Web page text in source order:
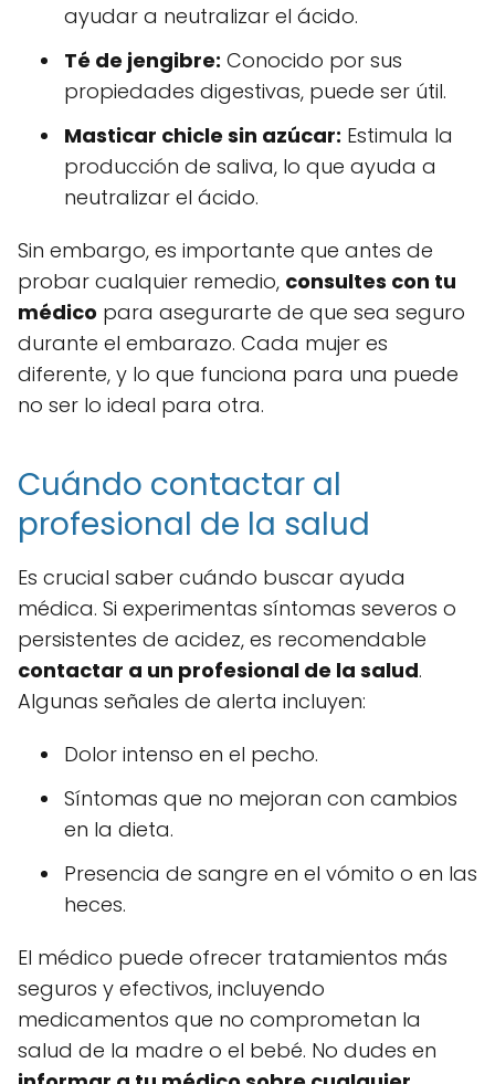
ayudar a neutralizar el ácido.
Té de jengibre: Conocido por sus
propiedades digestivas, puede ser útil.
Masticar chicle sin azúcar: Estimula la
producción de saliva, lo que ayuda a
neutralizar el ácido.
Sin embargo, es importante que antes de
probar cualquier remedio, consultes con tu
médico para asegurarte de que sea seguro
durante el embarazo. Cada mujer es
diferente, y lo que funciona para una puede
no ser lo ideal para otra.
Cuándo contactar al
profesional de la salud
Es crucial saber cuándo buscar ayuda
médica. Si experimentas síntomas severos o
persistentes de acidez, es recomendable
contactar a un profesional de la salud.
Algunas señales de alerta incluyen:
Dolor intenso en el pecho.
Síntomas que no mejoran con cambios
en la dieta.
Presencia de sangre en el vómito o en las
heces.
El médico puede ofrecer tratamientos más
seguros y efectivos, incluyendo
medicamentos que no comprometan la
salud de la madre o el bebé. No dudes en